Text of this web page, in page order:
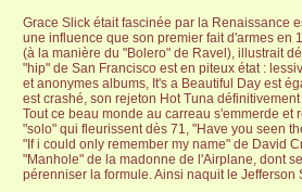
Grace Slick était fascinée par la Renaissance
une influence que son premier fait d'armes en
(à la manière du "Bolero" de Ravel), illustrait
"hip" de San Francisco est en piteux état :
et anonymes albums, It's a Beautiful Day est
est crashé, son rejeton Hot Tuna
Tout ce beau monde au carreau s'emmerde
"solo" qui fleurissent dès 71, "Have you seen
"If i could only remember my name" de David
"Manhole" de la madonne de l'Airplane, dont
pérenniser la formule. Ainsi naquit le